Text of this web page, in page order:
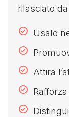
rilasciato
Usalo
Attira